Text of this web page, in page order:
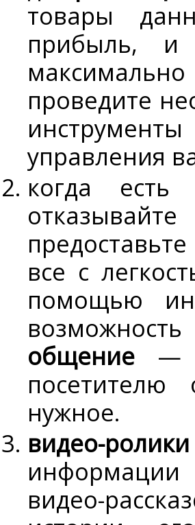
товары
прибыль, и
проведите
управления
когда
все с
помощью
общение —
видео-ролики
информации
видео-